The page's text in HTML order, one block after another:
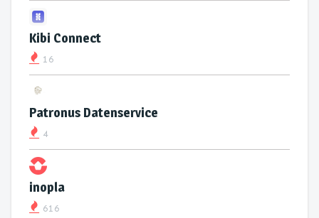
Kibi Connect
16
Patronus Datenservice
4
inopla
616